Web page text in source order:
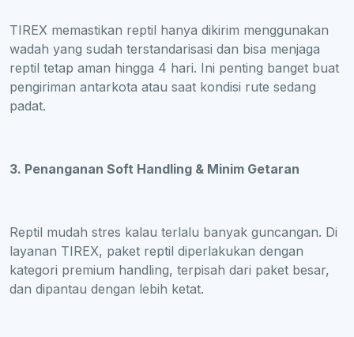
TIREX memastikan reptil hanya dikirim menggunakan
wadah yang sudah terstandarisasi dan bisa menjaga
reptil tetap aman hingga 4 hari. Ini penting banget buat
pengiriman antarkota atau saat kondisi rute sedang
padat.
3. Penanganan Soft Handling & Minim Getaran
Reptil mudah stres kalau terlalu banyak guncangan. Di
layanan TIREX, paket reptil diperlakukan dengan
kategori premium handling, terpisah dari paket besar,
dan dipantau dengan lebih ketat.